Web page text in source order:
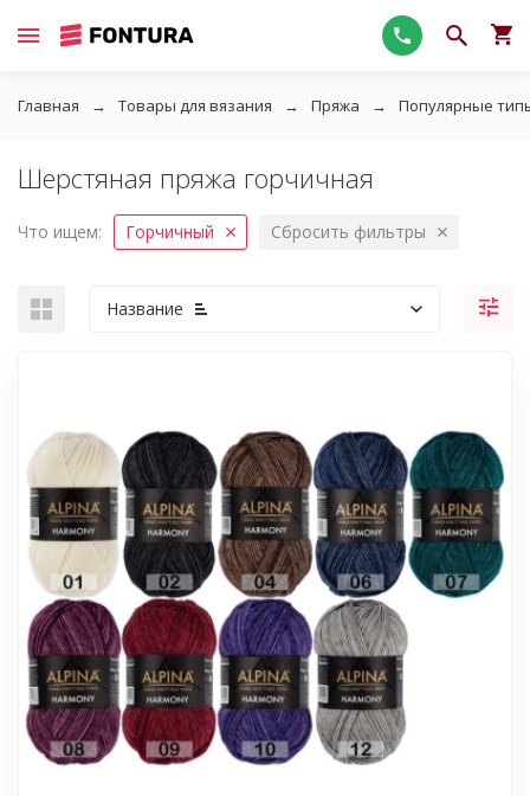
Главная Товары для вязания Пряжа Популярные
Шерстяная пряжа горчичная
Что ищем: Горчичный Сбросить фильтры
Название